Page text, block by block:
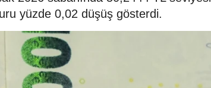
yüzde 0,02 düşüş gösterdi.